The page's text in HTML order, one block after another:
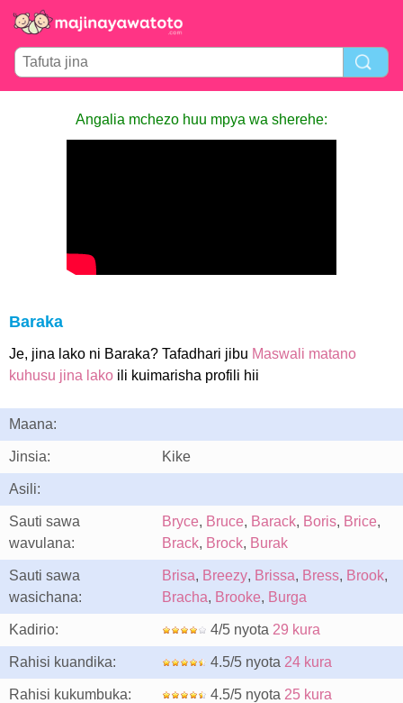
Angalia mchezo huu mpya wa sherehe:
Baraka
Je, jina lako ni Baraka? Tafadhari jibu Maswali matano
kuhusu jina lako ili kuimarisha profili hii
Maana:
Jinsia: Kike
Asili:
Sauti sawa
wavulana:
Bryce, Bruce, Barack, Boris, Brice,
Brack, Brock, Burak
Sauti sawa
wasichana:
Brisa, Breezy, Brissa, Bress, Brook,
Bracha, Brooke, Burga
Kadirio: 4/5 nyota 29 kura
Rahisi kuandika: 4.5/5 nyota 24 kura
Rahisi kukumbuka: 4.5/5 nyota 25 kura